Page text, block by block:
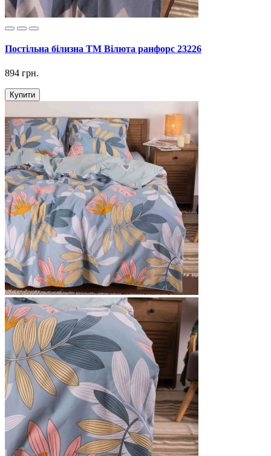
Постільна білизна ТМ Вілюта ранфорс 23226
894 грн.
Купити